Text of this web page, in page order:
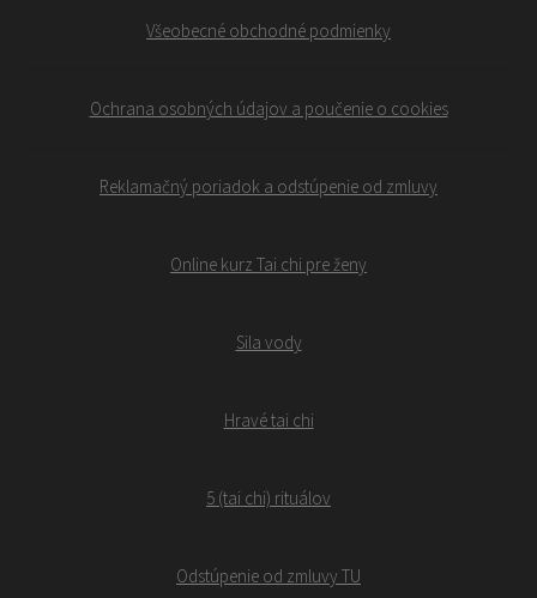
Všeobecné obchodné podmienky
Ochrana osobných údajov a poučenie o cookies
Reklamačný poriadok a odstúpenie od zmluvy
Online kurz Tai chi pre ženy
Sila vody
Hravé tai chi
5 (tai chi) rituálov
Odstúpenie od zmluvy TU